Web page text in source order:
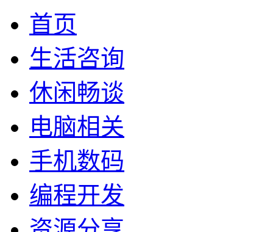
首页
生活咨询
休闲畅谈
电脑相关
手机数码
编程开发